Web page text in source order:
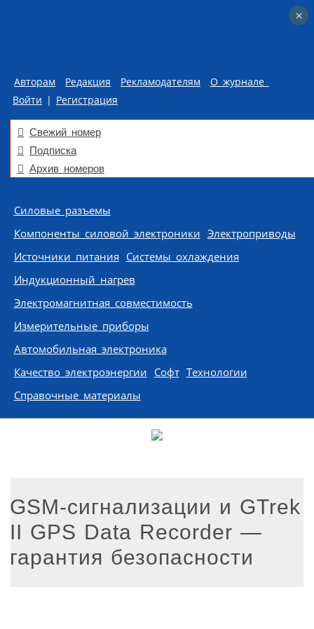
Авторам Редакция Рекламодателям
О журнале
Войти | Регистрация
Свежий номер
Подписка
Архив номеров
Skip to content
Силовые разъемы
Компоненты силовой электроники Электроприводы
Источники питания Системы охлаждения
Индукционный нагрев
Электромагнитная совместимость
Измерительные приборы
Автомобильная электроника
Качество электроэнергии Софт Технологии
Справочные материалы
GSM-сигнализации и GTrek
II GPS Data Recorder —
гарантия безопасности
×
×